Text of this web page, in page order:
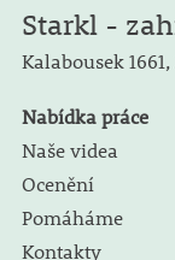
Starkl -
Kalabousek 1661,
Nabídka práce
Naše videa
Ocenění
Pomáháme
Kontakty